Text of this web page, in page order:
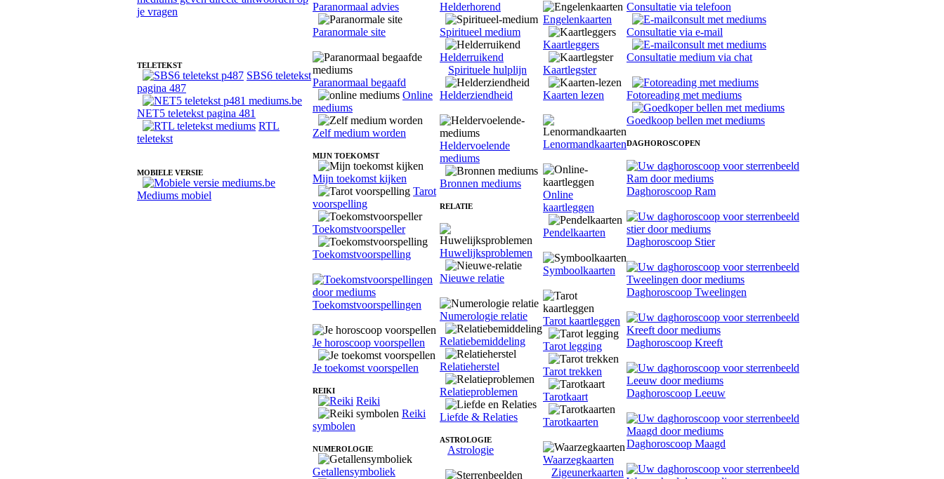
TELETEKST
SBS6 teletekst
pagina 487
NET5 teletekst pagina 481
RTL
teletekst
MOBIELE VERSIE
Mediums mobiel
Paranormaal advies
Paranormale site
Paranormaal begaafd
Online
mediums
Zelf medium worden
MIJN TOEKOMST
Mijn toekomst kijken
Tarot
voorspelling
Toekomstvoorspeller
Toekomstvoorspelling
Toekomstvoorspellingen
Je horoscoop voorspellen
Je toekomst voorspellen
REIKI
Reiki
Reiki
symbolen
NUMEROLOGIE
Getallensymboliek
Helderhorend
Spiritueel medium
Helderruikend
Spirituele hulplijn
Helderziendheid
Heldervoelende
mediums
Bronnen mediums
RELATIE
Huwelijksproblemen
Nieuwe relatie
Numerologie relatie
Relatiebemiddeling
Relatieherstel
Relatieproblemen
Liefde & Relaties
ASTROLOGIE
Astrologie
Engelenkaarten
Kaartleggers
Kaartlegster
Kaarten lezen
Lenormandkaarten
Online
kaartleggen
Pendelkaarten
Symboolkaarten
Tarot kaartleggen
Tarot legging
Tarot trekken
Tarotkaart
Tarotkaarten
Waarzegkaarten
Zigeunerkaarten
Consultatie via telefoon
Consultatie via e-mail
Consultatie medium via chat
Fotoreading met mediums
Goedkoop bellen met mediums
DAGHOROSCOPEN
Daghoroscoop Ram
Daghoroscoop Stier
Daghoroscoop Tweelingen
Daghoroscoop Kreeft
Daghoroscoop Leeuw
Daghoroscoop Maagd